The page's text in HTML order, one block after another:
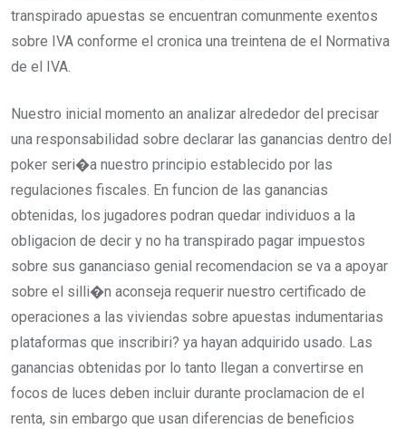
transpirado apuestas se encuentran comunmente exentos
sobre IVA conforme el cronica una treintena de el Normativa
de el IVA.
Nuestro inicial momento an analizar alrededor del precisar
una responsabilidad sobre declarar las ganancias dentro del
poker seri�a nuestro principio establecido por las
regulaciones fiscales. En funcion de las ganancias
obtenidas, los jugadores podran quedar individuos a la
obligacion de decir y no ha transpirado pagar impuestos
sobre sus gananciaso genial recomendacion se va a apoyar
sobre el silli�n aconseja requerir nuestro certificado de
operaciones a las viviendas sobre apuestas indumentarias
plataformas que inscribiri? ya hayan adquirido usado. Las
ganancias obtenidas por lo tanto llegan a convertirse en
focos de luces deben incluir durante proclamacion de el
renta, sin embargo que usan diferencias de beneficios